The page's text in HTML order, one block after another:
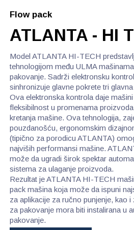
Flow pack
ATLANTA - HI
Model ATLANTA HI-TECH
tehnologijom među ULMA
pakovanje. Sadrži elektronsku
sinhronizuje glavne pokrete tri
Ova elektronska kontrola daje
fleksibilnost u promenama
kretanja mašine. Ova tehnologija,
pouzdanošću, ergonomskim
(tipično za porodicu ATLANTA)
najviših performansi mašine.
može da ugradi širok spektar
sistema za ulaganje proizvoda.
Rezultat je ATLANTA HI-TECH
pack mašina koja može da ispuni
za aplikacije za ručno punjenje, kao
za pakovanje mora biti instalirana u
pakovanje.